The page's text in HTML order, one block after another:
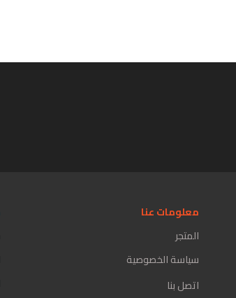
معلومات عنا
المتجر
سياسة الخصوصية
اتصل بنا